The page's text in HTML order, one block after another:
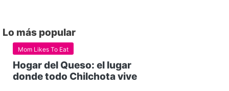
Lo más popular
Mom Likes To Eat
Hogar del Queso: el lugar
donde todo Chilchota vive